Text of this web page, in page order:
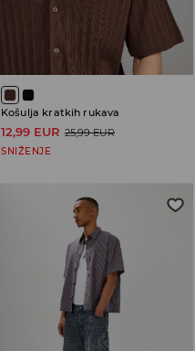
Košulja kratkih rukava
12,99 EUR 25,99 EUR
SNIŽENJE